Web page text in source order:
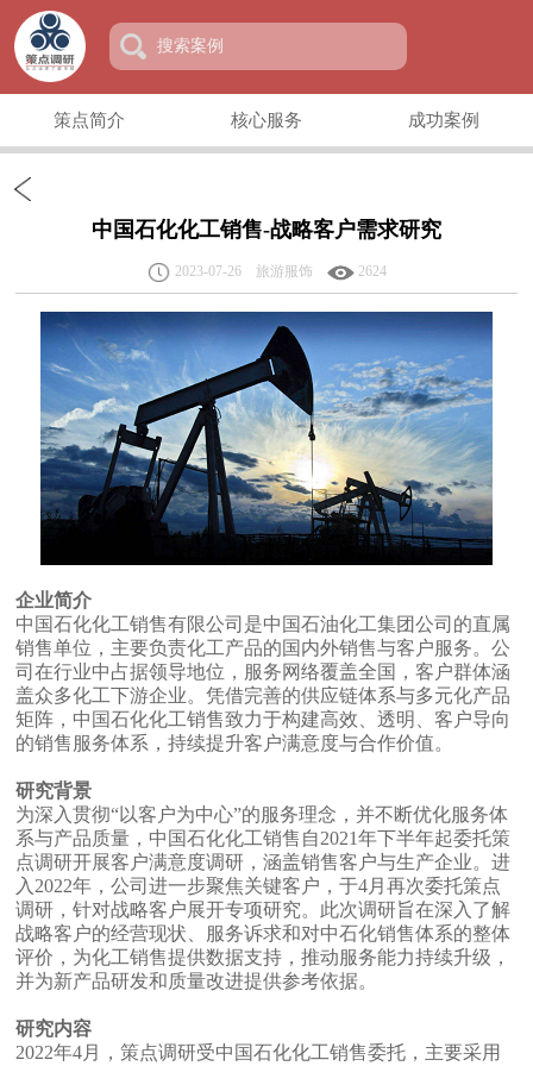
策点简介 核心服务 成功案例
中国石化化工销售-战略客户需求研究
2023-07-26 旅游服饰 2624
企业简介
中国石化化工销售有限公司是中国石油化工集团公司的直属
销售单位，主要负责化工产品的国内外销售与客户服务。公
司在行业中占据领导地位，服务网络覆盖全国，客户群体涵
盖众多化工下游企业。凭借完善的供应链体系与多元化产品
矩阵，中国石化化工销售致力于构建高效、透明、客户导向
的销售服务体系，持续提升客户满意度与合作价值。
研究背景
为深入贯彻“以客户为中心”的服务理念，并不断优化服务体
系与产品质量，中国石化化工销售自2021年下半年起委托策
点调研开展客户满意度调研，涵盖销售客户与生产企业。进
入2022年，公司进一步聚焦关键客户，于4月再次委托策点
调研，针对战略客户展开专项研究。此次调研旨在深入了解
战略客户的经营现状、服务诉求和对中石化销售体系的整体
评价，为化工销售提供数据支持，推动服务能力持续升级，
并为新产品研发和质量改进提供参考依据。
研究内容
2022年4月，策点调研受中国石化化工销售委托，主要采用